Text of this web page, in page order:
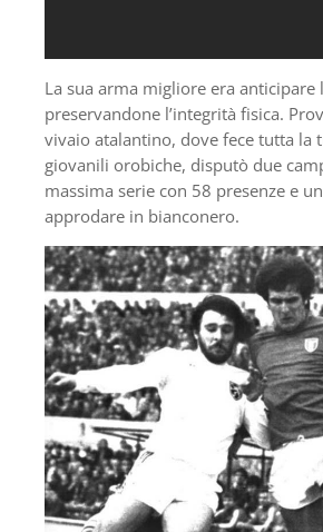
La sua arma migliore era anticipare
preservandone l’integrità fisica.
vivaio atalantino, dove fece tutta la
giovanili orobiche, disputò due
massima serie con 58 presenze e
approdare in bianconero.